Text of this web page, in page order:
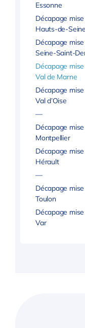
Essonne
Décapage
Hauts-de-Seine
Décapage
Seine-Saint-
Décapage
Val de Marne
Décapage
Val d’Oise
—
Décapage
Montpellier
Décapage
Hérault
—
Décapage
Toulon
Décapage
Var